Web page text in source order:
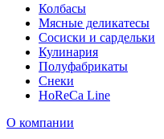
Колбасы
Мясные деликатесы
Сосиски и сардельки
Кулинария
Полуфабрикаты
Снеки
HoReCa Line
О компании